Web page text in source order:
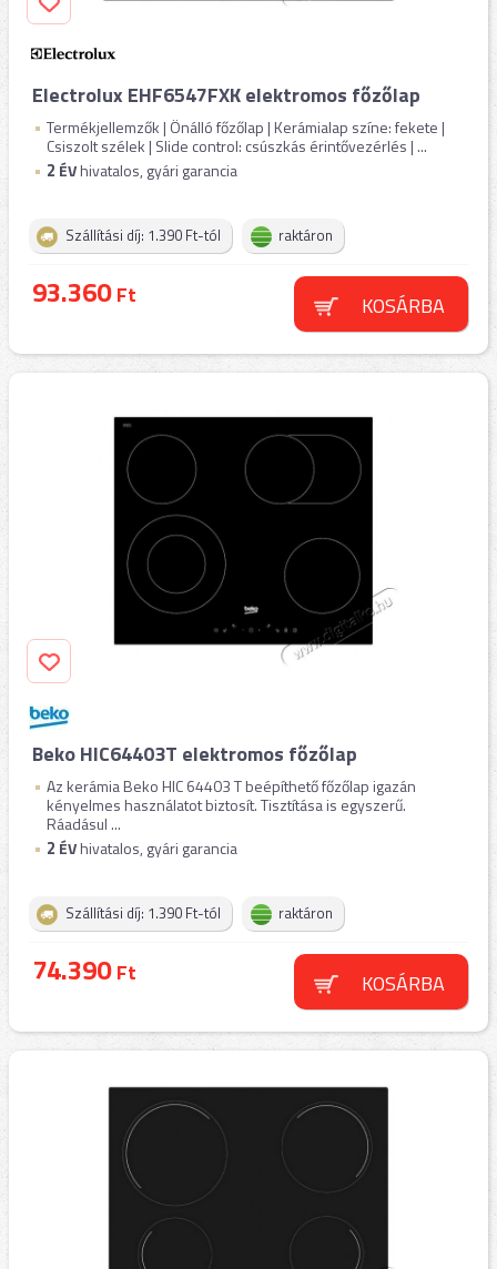
Electrolux EHF6547FXK elektromos főzőlap
Termékjellemzők | Önálló főzőlap | Kerámialap színe: fekete |
Csiszolt szélek | Slide control: csúszkás érintővezérlés | ...
2 ÉVhivatalos, gyári garancia
Szállítási díj: 1.390 Ft-tól raktáron
93.360Ft KOSÁRBA
Beko HIC64403T elektromos főzőlap
Az kerámia Beko HIC 64403 T beépíthető főzőlap igazán
kényelmes használatot biztosít. Tisztítása is egyszerű.
Ráadásul ...
2 ÉVhivatalos, gyári garancia
Szállítási díj: 1.390 Ft-tól raktáron
74.390Ft KOSÁRBA